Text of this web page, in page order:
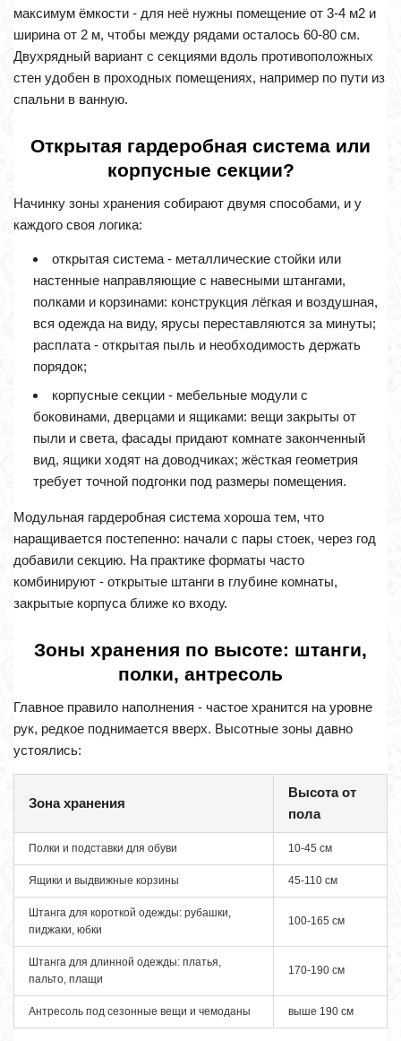
максимум ёмкости - для неё нужны помещение от 3-4 м2 и
ширина от 2 м, чтобы между рядами осталось 60-80 см.
Двухрядный вариант с секциями вдоль противоположных
стен удобен в проходных помещениях, например по пути из
спальни в ванную.
Открытая гардеробная система или
корпусные секции?
Начинку зоны хранения собирают двумя способами, и у
каждого своя логика:
открытая система - металлические стойки или
настенные направляющие с навесными штангами,
полками и корзинами: конструкция лёгкая и воздушная,
вся одежда на виду, ярусы переставляются за минуты;
расплата - открытая пыль и необходимость держать
порядок;
корпусные секции - мебельные модули с
боковинами, дверцами и ящиками: вещи закрыты от
пыли и света, фасады придают комнате законченный
вид, ящики ходят на доводчиках; жёсткая геометрия
требует точной подгонки под размеры помещения.
Модульная гардеробная система хороша тем, что
наращивается постепенно: начали с пары стоек, через год
добавили секцию. На практике форматы часто
комбинируют - открытые штанги в глубине комнаты,
закрытые корпуса ближе ко входу.
Зоны хранения по высоте: штанги,
полки, антресоль
Главное правило наполнения - частое хранится на уровне
рук, редкое поднимается вверх. Высотные зоны давно
устоялись:
Зона хранения
Высота от
пола
Полки и подставки для обуви 10-45 см
Ящики и выдвижные корзины 45-110 см
Штанга для короткой одежды: рубашки,
пиджаки, юбки
100-165 см
Штанга для длинной одежды: платья,
пальто, плащи
170-190 см
Антресоль под сезонные вещи и чемоданы выше 190 см